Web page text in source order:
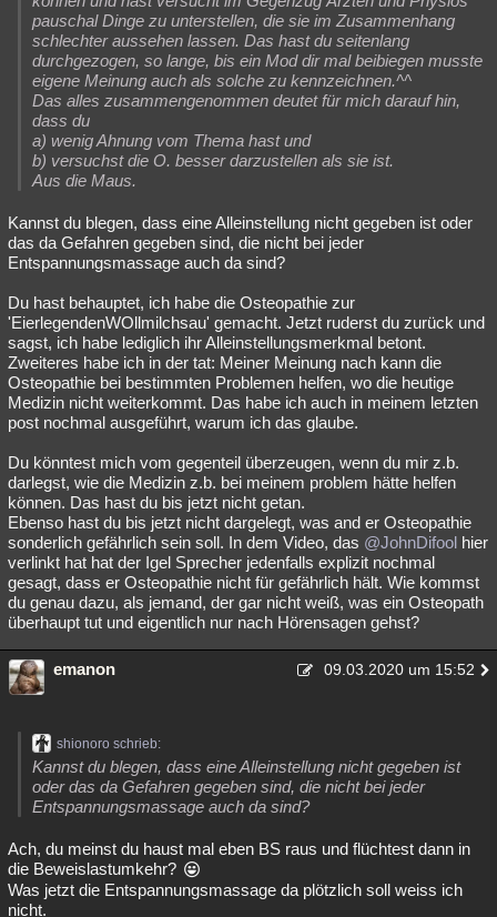
pauschal Dinge zu unterstellen, die sie im Zusammenhang
schlechter aussehen lassen. Das hast du seitenlang
durchgezogen, so lange, bis ein Mod dir mal beibiegen musste
eigene Meinung auch als solche zu kennzeichnen.^^
Das alles zusammengenommen deutet für mich darauf hin,
dass du
a) wenig Ahnung vom Thema hast und
b) versuchst die O. besser darzustellen als sie ist.
Aus die Maus.
Kannst du blegen, dass eine Alleinstellung nicht gegeben ist oder
das da Gefahren gegeben sind, die nicht bei jeder
Entspannungsmassage auch da sind?
Du hast behauptet, ich habe die Osteopathie zur
'EierlegendenWOllmilchsau' gemacht. Jetzt ruderst du zurück und
sagst, ich habe lediglich ihr Alleinstellungsmerkmal betont.
Zweiteres habe ich in der tat: Meiner Meinung nach kann die
Osteopathie bei bestimmten Problemen helfen, wo die heutige
Medizin nicht weiterkommt. Das habe ich auch in meinem letzten
post nochmal ausgeführt, warum ich das glaube.
Du könntest mich vom gegenteil überzeugen, wenn du mir z.b.
darlegst, wie die Medizin z.b. bei meinem problem hätte helfen
können. Das hast du bis jetzt nicht getan.
Ebenso hast du bis jetzt nicht dargelegt, was and er Osteopathie
sonderlich gefährlich sein soll. In dem Video, das @JohnDifool hier
verlinkt hat hat der Igel Sprecher jedenfalls explizit nochmal
gesagt, dass er Osteopathie nicht für gefährlich hält. Wie kommst
du genau dazu, als jemand, der gar nicht weiß, was ein Osteopath
überhaupt tut und eigentlich nur nach Hörensagen gehst?
emanon 09.03.2020 um 15:52
shionoro schrieb:
Kannst du blegen, dass eine Alleinstellung nicht gegeben ist
oder das da Gefahren gegeben sind, die nicht bei jeder
Entspannungsmassage auch da sind?
Ach, du meinst du haust mal eben BS raus und flüchtest dann in
die Beweislastumkehr?
Was jetzt die Entspannungsmassage da plötzlich soll weiss ich
nicht.